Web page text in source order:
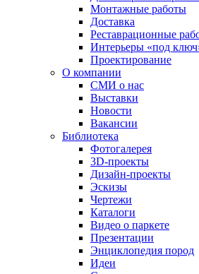
Монтажные работы
Доставка
Реставрационные
Интерьеры «под
Проектирование
О компании
СМИ о нас
Выставки
Новости
Вакансии
Библиотека
Фотогалерея
3D-проекты
Дизайн-проекты
Эскизы
Чертежи
Каталоги
Видео о паркете
Презентации
Энциклопедия пород
Идеи